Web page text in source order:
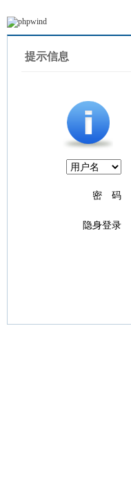
提示信息
密 码
隐身登录